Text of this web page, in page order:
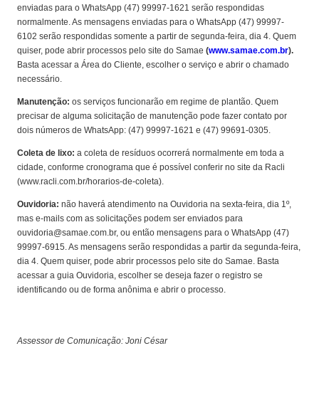
enviadas para o WhatsApp (47) 99997-1621 serão respondidas
normalmente. As mensagens enviadas para o WhatsApp (47) 99997-
6102 serão respondidas somente a partir de segunda-feira, dia 4. Quem
quiser, pode abrir processos pelo site do Samae (www.samae.com.br).
Basta acessar a Área do Cliente, escolher o serviço e abrir o chamado
necessário.
Manutenção:os serviços funcionarão em regime de plantão. Quem
precisar de alguma solicitação de manutenção pode fazer contato por
dois números de WhatsApp: (47) 99997-1621 e (47) 99691-0305.
Coleta de lixo: a coleta de resíduos ocorrerá normalmente em toda a
cidade, conforme cronograma que é possível conferir no site da Racli
(www.racli.com.br/horarios-de-coleta).
Ouvidoria: não haverá atendimento na Ouvidoria na sexta-feira, dia 1º,
mas e-mails com as solicitações podem ser enviados para
ouvidoria@samae.com.br, ou então mensagens para o WhatsApp (47)
99997-6915. As mensagens serão respondidas a partir da segunda-feira,
dia 4. Quem quiser, pode abrir processos pelo site do Samae. Basta
acessar a guia Ouvidoria, escolher se deseja fazer o registro se
identificando ou de forma anônima e abrir o processo.
Assessor de Comunicação: Joni César